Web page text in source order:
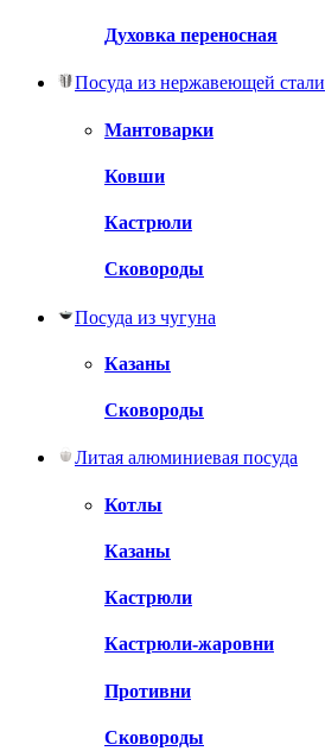
Духовка переносная
Посуда из нержавеющей стали
Мантоварки
Ковши
Кастрюли
Сковороды
Посуда из чугуна
Казаны
Сковороды
Литая алюминиевая посуда
Котлы
Казаны
Кастрюли
Кастрюли-жаровни
Противни
Сковороды